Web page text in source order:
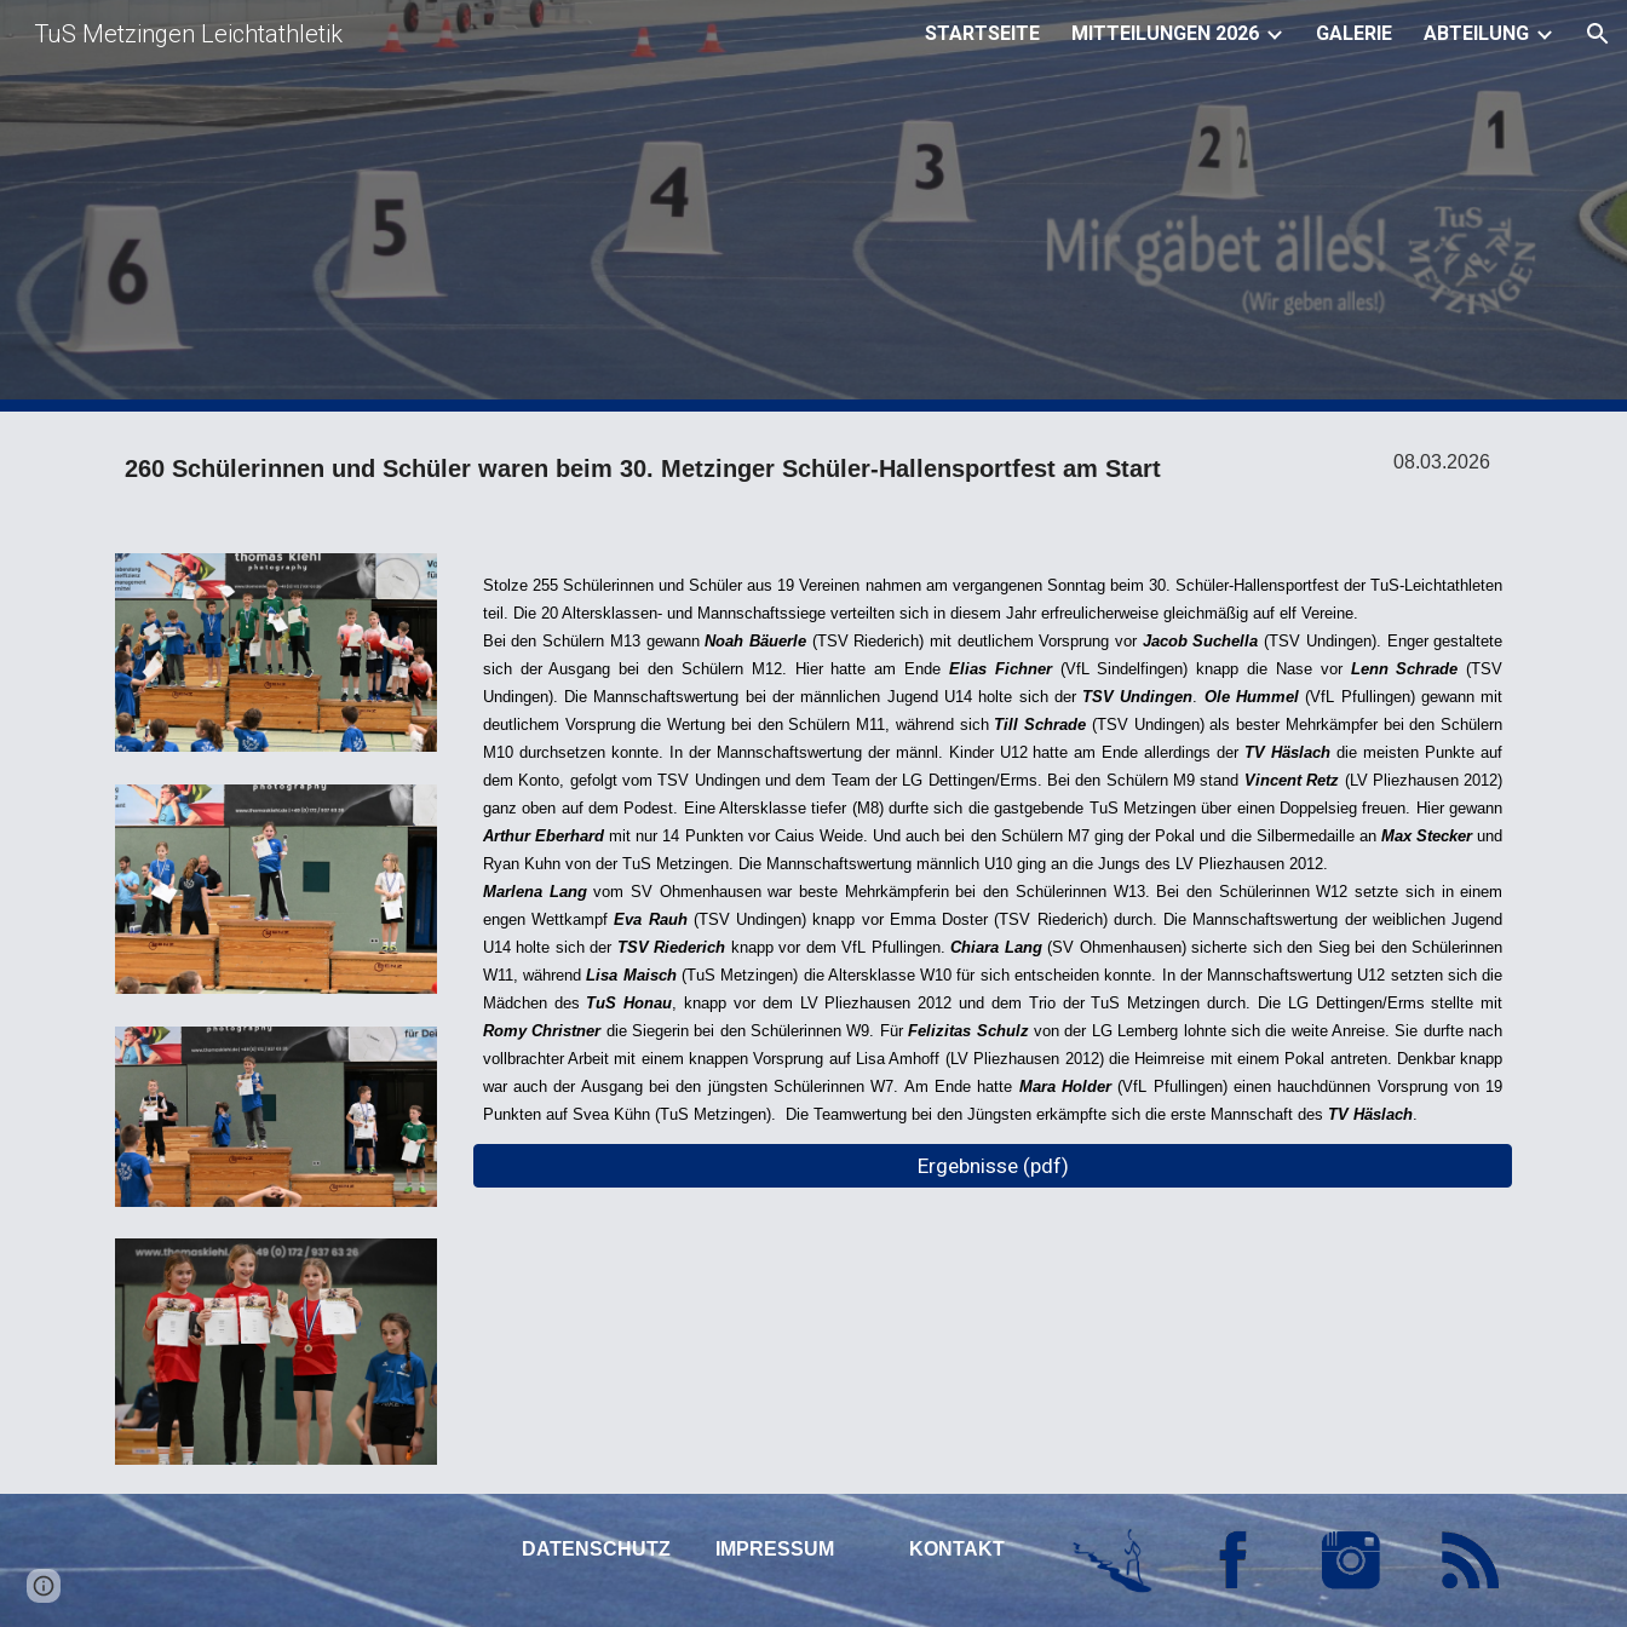
Skip to main content Skip to navigation
TuS Metzingen Leichtathletik STARTSEITE MITTEILUNGEN 2026 GALERIE ABTEILUNG
260 Schülerinnen und Schüler waren beim 30. Metzinger Schüler-Hallensportfest am Start 08.03.2026
Stolze 255 Schülerinnen und Schüler aus 19 Vereinen nahmen am vergangenen Sonntag beim 30. Schüler-Hallensportfest der TuS-Leichtathleten
teil. Die 20 Altersklassen- und Mannschaftssiege verteilten sich in diesem Jahr erfreulicherweise gleichmäßig auf elf Vereine.
Bei den Schülern M13 gewannNoah Bäuerle (TSV Riederich) mit deutlichem Vorsprung vor Jacob Suchella (TSV Undingen). Enger gestaltete
sich der Ausgang bei den Schülern M12. Hier hatte am Ende Elias Fichner(VfL Sindelfingen) knapp die Nase vorLenn Schrade (TSV
Undingen). Die Mannschaftswertung bei der männlichen Jugend U14 holte sich der TSV Undingen. Ole Hummel (VfL Pfullingen) gewann mit
deutlichem Vorsprung die Wertung bei den Schülern M11, während sich Till Schrade (TSV Undingen) als bester Mehrkämpfer bei den Schülern
M10 durchsetzen konnte. In der Mannschaftswertung der männl. Kinder U12 hatte am Ende allerdings der TV Häslach die meisten Punkte auf
dem Konto, gefolgt vom TSV Undingen und dem Team der LG Dettingen/Erms. Bei den Schülern M9 stand Vincent Retz (LV Pliezhausen 2012)
ganz oben auf dem Podest. Eine Altersklasse tiefer (M8) durfte sich die gastgebende TuS Metzingen über einen Doppelsieg freuen. Hier gewann
Arthur Eberhardmit nur 14 Punkten vor Caius Weide. Und auch bei den Schülern M7 ging der Pokal und die Silbermedaille an Max Steckerund
Ryan Kuhn von der TuS Metzingen. Die Mannschaftswertung männlich U10 ging an die Jungs des LV Pliezhausen 2012.
Marlena Langvom SV Ohmenhausen war beste Mehrkämpferin bei den Schülerinnen W13. Bei den Schülerinnen W12 setzte sich in einem
engen WettkampfEva Rauh(TSV Undingen) knapp vor Emma Doster (TSV Riederich) durch. Die Mannschaftswertung der weiblichen Jugend
U14 holte sich der TSV Riederich knapp vor dem VfL Pfullingen.Chiara Lang(SV Ohmenhausen) sicherte sich den Sieg bei den Schülerinnen
W11, während Lisa Maisch(TuS Metzingen) die Altersklasse W10 für sich entscheiden konnte. In der Mannschaftswertung U12 setzten sich die
Mädchen des TuS Honau, knapp vor dem LV Pliezhausen 2012 und dem Trio der TuS Metzingen durch. Die LG Dettingen/Erms stellte mit
Romy Christner die Siegerin bei den Schülerinnen W9. FürFelizitas Schulzvon der LG Lemberg lohnte sich die weite Anreise. Sie durfte nach
vollbrachter Arbeit mit einem knappen Vorsprung auf Lisa Amhoff (LV Pliezhausen 2012) die Heimreise mit einem Pokal antreten. Denkbar knapp
war auch der Ausgang bei den jüngsten Schülerinnen W7. Am Ende hatte Mara Holder(VfL Pfullingen) einen hauchdünnen Vorsprung von 19
Punkten auf Svea Kühn (TuS Metzingen). Die Teamwertung bei den Jüngsten erkämpfte sich die erste Mannschaft des TV Häslach.
Ergebnisse (pdf)
DATENSCHUTZ IMPRESSUM KONTAKT
Report abuse